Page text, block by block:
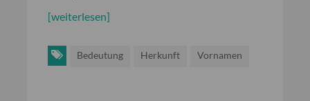
[weiterlesen]
Bedeutung Herkunft Vornamen